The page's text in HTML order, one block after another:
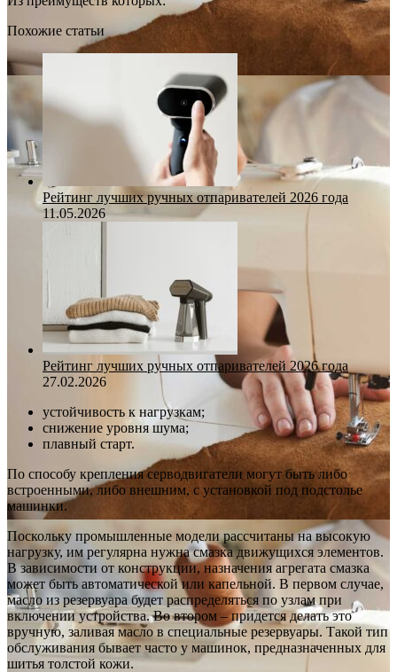
Похожие статьи
Рейтинг лучших ручных отпаривателей 2026 года
11.05.2026
Рейтинг лучших ручных отпаривателей 2026 года
27.02.2026
устойчивость к нагрузкам;
снижение уровня шума;
плавный старт.
По способу крепления серводвигатели могут быть либо
встроенными, либо внешним, с установкой под подстолье
машинки.
Поскольку промышленные модели рассчитаны на высокую
нагрузку, им регулярна нужна смазка движущихся элементов.
В зависимости от конструкции, назначения агрегата смазка
может быть автоматической или капельной. В первом случае,
масло из резервуара будет распределяться по узлам при
включении устройства. Во втором – придется делать это
вручную, заливая масло в специальные резервуары. Такой тип
обслуживания бывает часто у машинок, предназначенных для
шитья толстой кожи.